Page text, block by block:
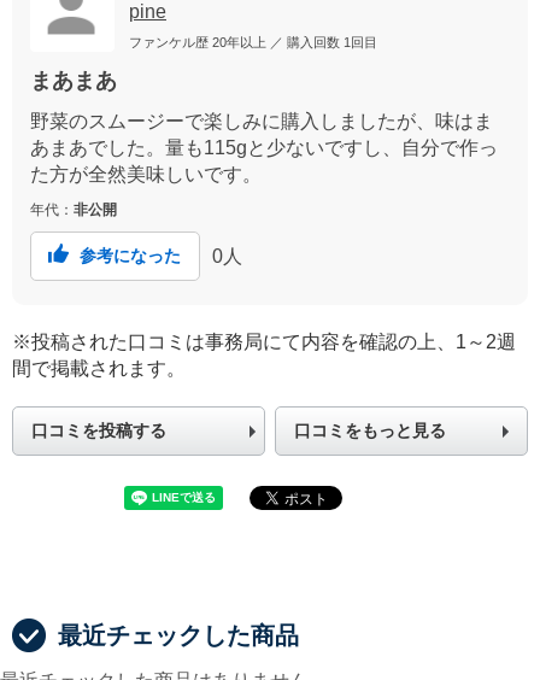
pine
ファンケル歴 20年以上 ／ 購入回数 1回目
まあまあ
野菜のスムージーで楽しみに購入しましたが、味はま
あまあでした。量も115gと少ないですし、自分で作っ
た方が全然美味しいです。
年代： 非公開
参考になった 0 人
※投稿された口コミは事務局にて内容を確認の上、1～2週
間で掲載されます。
口コミを投稿する 口コミをもっと見る
最近チェックした商品